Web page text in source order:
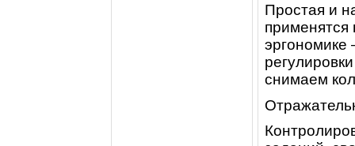
Простая и
эргономике
снимаем